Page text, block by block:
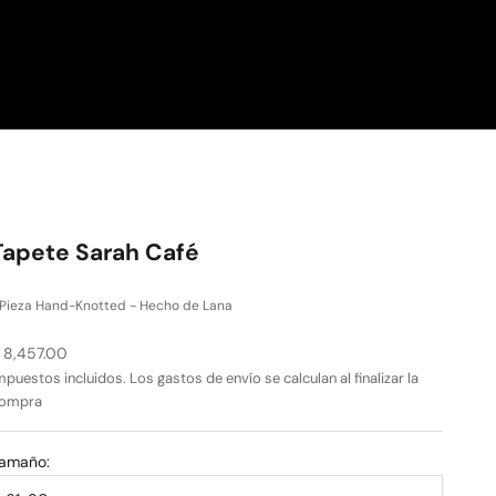
Sarah Café
Pieza Hand-Knotted - Hecho de Lana
de oferta
8,457.00
incluidos. Losgastos de envío se calculan al finalizar la